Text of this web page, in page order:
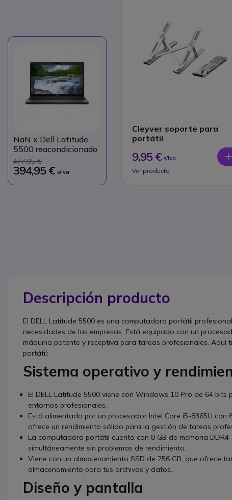
NaN x Dell Latitude
5500 reacondicionado
477,95 €
394,95 € s/Iva
Cleyver soporte para
portátil
9,95 € s/Iva
Ver producto
Descripción producto
El DELL Latitude 5500 es una computadora portátil
necesidades de las empresas. Está equipado con un
máquina potente y receptiva para tareas profesionales. Aquí
portátil:
Sistema operativo y
El DELL Latitude 5500 viene con Windows 10 Pro de 64
entornos profesionales.
Está alimentado por un procesador Intel Core i5-8365U con
ofrece un rendimiento sólido para la gestión de tareas
La computadora portátil cuenta con 8 GB de memoria
simultáneamente sin problemas de rendimiento.
Viene con un almacenamiento SSD de 256 GB, que ofrece
almacenamiento para tus archivos y datos.
Diseño y pantalla